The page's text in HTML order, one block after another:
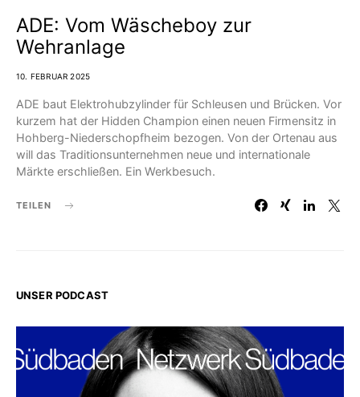
ADE: Vom Wäscheboy zur
Wehranlage
10. FEBRUAR 2025
ADE baut Elektrohubzylinder für Schleusen und Brücken. Vor
kurzem hat der Hidden Champion einen neuen Firmensitz in
Hohberg-Niederschopfheim bezogen. Von der Ortenau aus
will das Traditionsunternehmen neue und internationale
Märkte erschließen. Ein Werkbesuch.
TEILEN
UNSER PODCAST